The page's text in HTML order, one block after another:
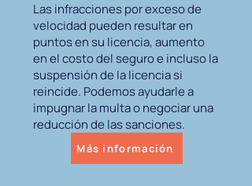
Las infracciones por exceso de
velocidad pueden resultar en
puntos en su licencia, aumento
en el costo del seguro e incluso la
suspensión de la licencia si
reincide. Podemos ayudarle a
impugnar la multa o negociar una
reducción de las sanciones.
Más información